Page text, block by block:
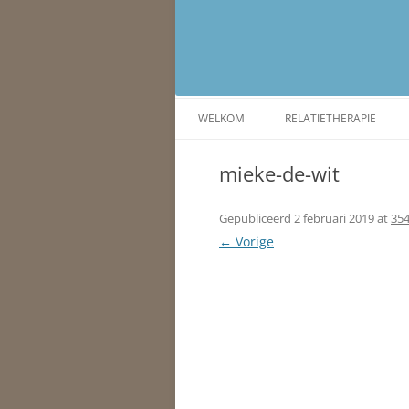
WELKOM RELATIETHERAPIE
mieke-de-wit
Gepubliceerd 2 februari 2019at
← Vorige